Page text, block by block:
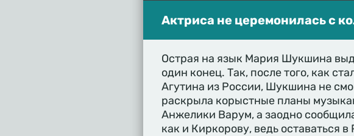
Актриса не церемонилась с
Острая на язык Мария Шукшина
один конец. Так, после того, как
Агутина из России, Шукшина не
раскрыла корыстные планы
Анжелики Варум, а заодно
как и Киркорову, ведь оставаться